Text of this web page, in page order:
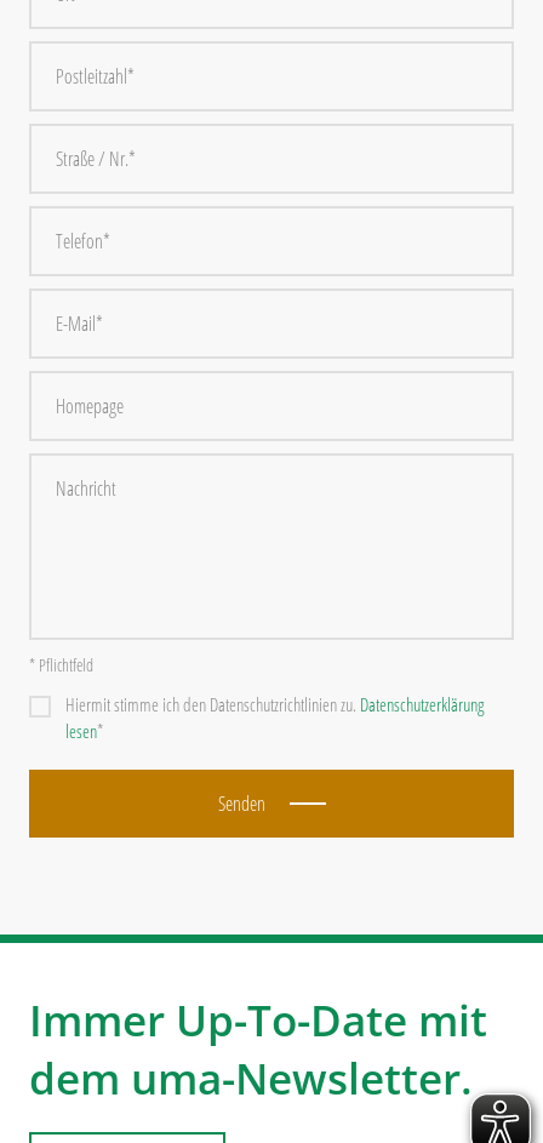
* Pflichtfeld
Hiermit stimme ich den Datenschutzrichtlinien zu. Datenschutzerklärung
lesen*
Senden
Immer Up-To-Date mit
dem uma-Newsletter.